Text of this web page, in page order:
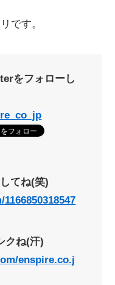
です。
をフォローし
てね(笑)
クね(汗)
enspire.co.j